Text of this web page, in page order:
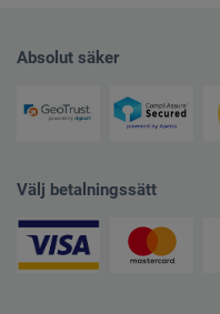
Absolut säker
Välj betalningssätt